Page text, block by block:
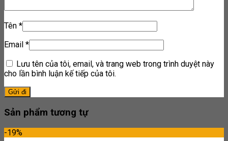
Tên *
Email *
Lưu tên của tôi, email, và trang web trong trình duyệt này
cho lần bình luận kế tiếp của tôi.
Sản phẩm tương tự
-19%